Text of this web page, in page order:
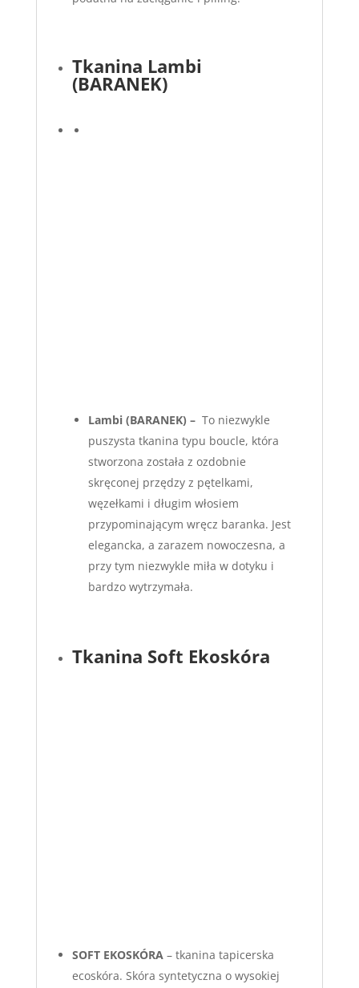
Tkanina Lambi
(BARANEK)
Lambi (BARANEK) – To niezwykle
puszysta tkanina typu boucle, która
stworzona została z ozdobnie
skręconej przędzy z pętelkami,
węzełkami i długim włosiem
przypominającym wręcz baranka. Jest
elegancka, a zarazem nowoczesna, a
przy tym niezwykle miła w dotyku i
bardzo wytrzymała.
Tkanina Soft Ekoskóra
SOFT EKOSKÓRA– tkanina tapicerska
ecoskóra. Skóra syntetyczna o wysokiej